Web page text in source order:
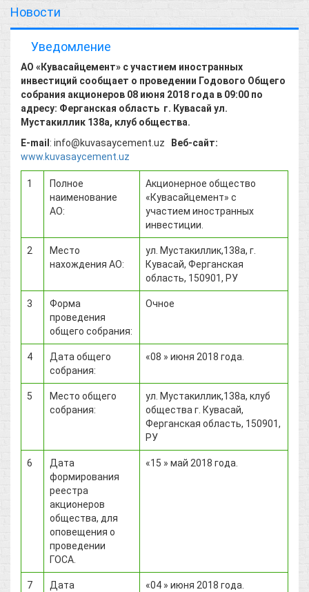
Новости
Уведомление
АО «Кувасайцемент» с участием иностранных
инвестиций сообщает о проведении Годового Общего
собрания акционеров 08 июня 2018 года в 09:00 по
адресу: Ферганская область г. Кувасай ул.
Мустакиллик 138а, клуб общества.
Е-mail : info@kuvasaycement.uz
Веб-сайт:
www.kuvasaycement.uz
1
Полное
наименование
АО:
Акционерное общество
«Кувасайцемент» с
участием иностранных
инвестиции.
2
Место
нахождения АО:
ул. Мустакиллик,138а, г.
Кувасай, Ферганская
область, 150901, РУ
3
Форма
проведения
общего собрания:
Очное
4
Дата общего
собрания:
«08 » июня 2018 года.
5
Место общего
собрания:
ул. Мустакиллик,138а, клуб
общества г. Кувасай,
Ферганская область, 150901,
РУ
6
Дата
формирования
реестра
акционеров
общества, для
оповещения о
проведении
ГОСА.
«15 » май 2018 года.
7
Дата
«04 » июня 2018 года.